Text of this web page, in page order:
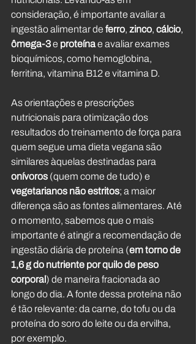
consideração, é importante avaliar a
ingestão alimentar de ferro, zinco, cálcio,
ômega-3 e proteína e avaliar exames
bioquímicos, como hemoglobina,
ferritina, vitamina B12 e vitamina D.
As orientações e prescrições
nutricionais para otimização dos
resultados do treinamento de força para
quem segue uma dieta vegana são
similares àquelas destinadas para
onívoros (quem come de tudo) e
vegetarianos não estritos; a maior
diferença são as fontes alimentares. Até
o momento, sabemos que o mais
importante é atingir a recomendação de
ingestão diária de proteína (em torno de
1,6 g do nutriente por quilo de peso
corporal ) de maneira fracionada ao
longo do dia. A fonte dessa proteína não
é tão relevante: da carne, do tofu ou da
proteína do soro do leite ou da ervilha,
por exemplo.